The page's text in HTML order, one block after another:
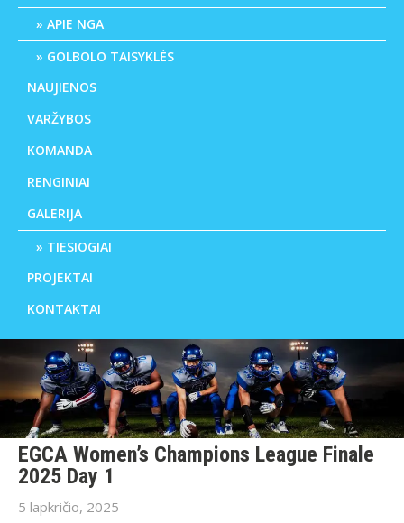
APIE NGA
GOLBOLO TAISYKLĖS
NAUJIENOS
VARŽYBOS
KOMANDA
RENGINIAI
GALERIJA
TIESIOGIAI
PROJEKTAI
KONTAKTAI
EGCA Women’s Champions League Finale
2025 Day 1
5 lapkričio, 2025